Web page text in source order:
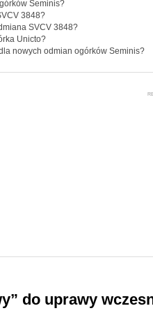
Seminis?
3848?
SVCV 3848?
Unicto?
nowych odmian ogórków Seminis?
do uprawy